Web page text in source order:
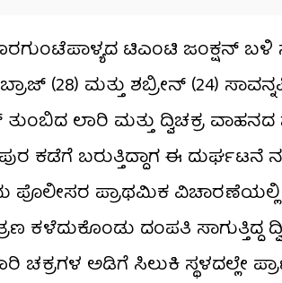
ಟಿಎಂಟಿ ಜಂಕ್ಷನ್
(28) ಮತ್ತು ಶಬ್ರೀನ್ (24)
ತುಂಬಿದ ಲಾರಿ ಮತ್ತು ದ್ವಿಚಕ್ರ
ಕಡೆಗೆ ಬರುತ್ತಿದ್ದಾಗ ಈ ದುರ್ಘಟನೆ
ಪ್ರಾಥಮಿಕ ವಿಚಾರಣೆಯಲ್ಲಿ
ಕಳೆದುಕೊಂಡು ದಂಪತಿ ಸಾಗುತ್ತಿದ್ದ
ಚಕ್ರಗಳ ಅಡಿಗೆ ಸಿಲುಕಿ ಸ್ಥಳದಲ್ಲೇ